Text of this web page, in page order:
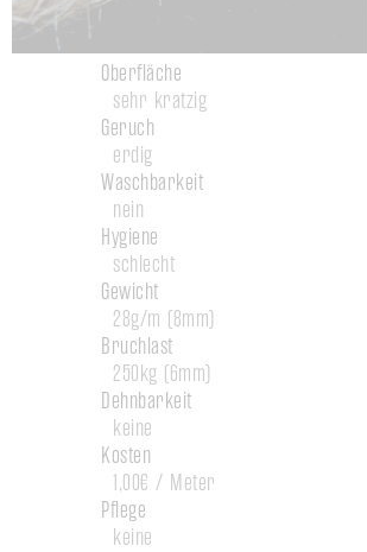
Oberfläche
sehr kratzig
Geruch
erdig
Waschbarkeit
nein
Hygiene
schlecht
Gewicht
28g/m (8mm)
Bruchlast
250kg (6mm)
Dehnbarkeit
keine
Kosten
1,00€ / Meter
Pflege
keine